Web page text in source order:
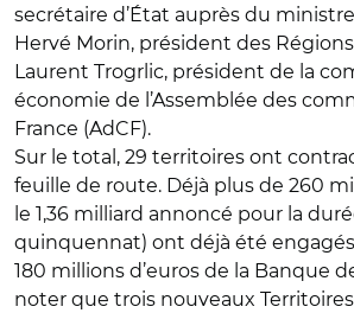
secrétaire d’État auprès du
Hervé Morin, président des
Laurent Trogrlic, président de la
économie de l’Assemblée des
France (AdCF).
Sur le total, 29 territoires ont
feuille de route. Déjà plus de 260
le 1,36 milliard annoncé pour la
quinquennat) ont déjà été
180 millions d’euros de la Banque
noter que trois nouveaux